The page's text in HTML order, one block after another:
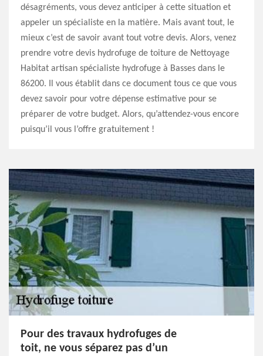
désagréments, vous devez anticiper à cette situation et
appeler un spécialiste en la matière. Mais avant tout, le
mieux c’est de savoir avant tout votre devis. Alors, venez
prendre votre devis hydrofuge de toiture de Nettoyage
Habitat artisan spécialiste hydrofuge à Basses dans le
86200. Il vous établit dans ce document tous ce que vous
devez savoir pour votre dépense estimative pour se
préparer de votre budget. Alors, qu’attendez-vous encore
puisqu’il vous l’offre gratuitement !
Pour des travaux hydrofuges de
toit, ne vous séparez pas d’un